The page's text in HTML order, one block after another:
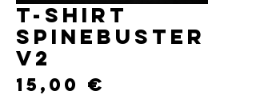
T-Shirt
SPINEBUSTER
V2
15,00 €